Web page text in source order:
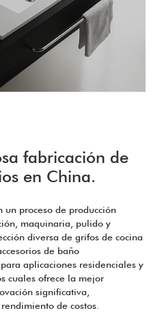
fabricación de
en China.
un proceso de producción
maquinaria, pulido y
diversa de grifos de cocina
de baño
aplicaciones residenciales y
cuales ofrece la mejor
significativa,
de costos.